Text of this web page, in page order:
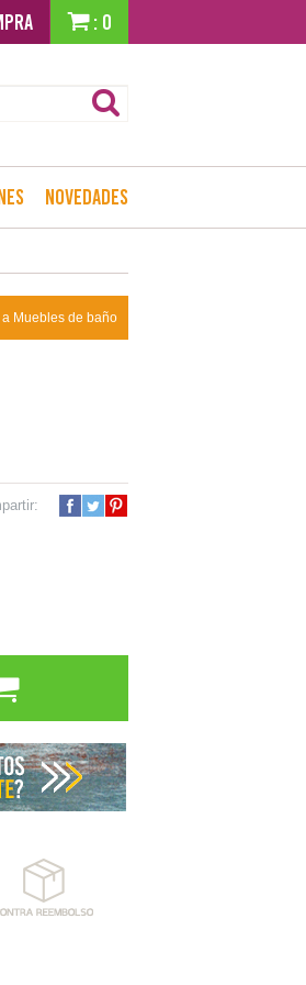
: 0
Novedades
a Muebles de baño